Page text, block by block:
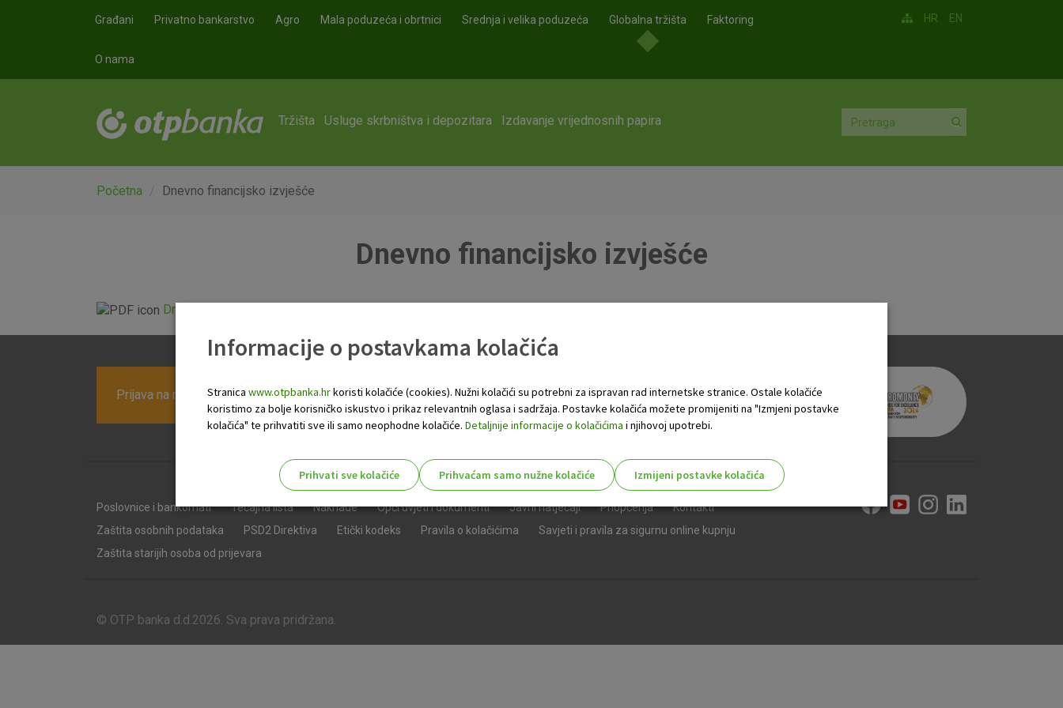
Građani Privatno bankarstvo Agro Mala poduzeća i obrtnici Srednja i velika poduzeća Globalna tržišta Faktoring
O nama
HR EN
Tržišta Usluge skrbništva i depozitara Izdavanje vrijednosnih papira
Početna Dnevno financijsko izvješće
Dnevno financijsko izvješće
Dnevno financijsko izvješće.pdf
Prijava na newsletter OTP banke
Poslovnice i bankomati Tečajna lista Naknade Opći uvjeti i dokumenti Javni natječaji Priopćenja
Kontakti
Zaštita osobnih podataka
PSD2 Direktiva Etički kodeks Pravila o kolačićima
Savjeti i pravila za sigurnu online kupnju
Zaštita starijih osoba od prijevara
© OTP banka d.d.2026. Sva prava pridržana.
Informacije o postavkama kolačića
Stranica www.otpbanka.hrkoristi kolačiće (cookies). Nužni kolačići su potrebni za ispravan rad internetske stranice. Ostale kolačiće
koristimo za bolje korisničko iskustvo i prikaz relevantnih oglasa i sadržaja. Postavke kolačića možete promijeniti na "Izmjeni postavke
kolačića" te prihvatiti sve ili samo neophodne kolačiće. Detaljnije informacije o kolačićima i njihovoj upotrebi.
Prihvati sve kolačiće Prihvaćam samo nužne kolačiće
Izmijeni postavke kolačića